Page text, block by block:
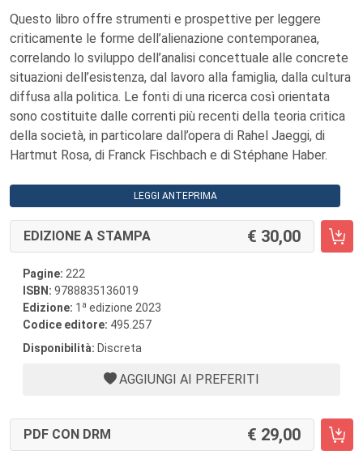
Questo libro offre strumenti e prospettive per leggere
criticamente le forme dell’alienazione contemporanea,
correlando lo sviluppo dell’analisi concettuale alle concrete
situazioni dell’esistenza, dal lavoro alla famiglia, dalla cultura
diffusa alla politica. Le fonti di una ricerca così orientata
sono costituite dalle correnti più recenti della teoria critica
della società, in particolare dall’opera di Rahel Jaeggi, di
Hartmut Rosa, di Franck Fischbach e di Stéphane Haber.
LEGGI ANTEPRIMA
EDIZIONE A STAMPA 30,00
Pagine: 222
ISBN: 9788835136019
Edizione: 1 a edizione 2023
Codice editore: 495.257
Disponibilità: Discreta
AGGIUNGI AI PREFERITI
PDF CON DRM 29,00